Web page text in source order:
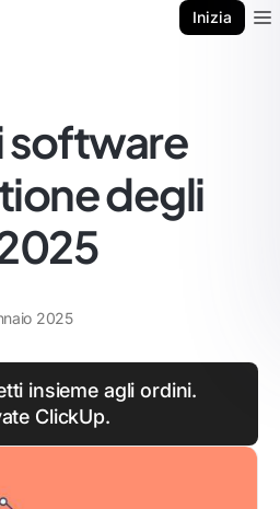
Inizia
software
degli
2025
insieme agli ordini.
ClickUp.